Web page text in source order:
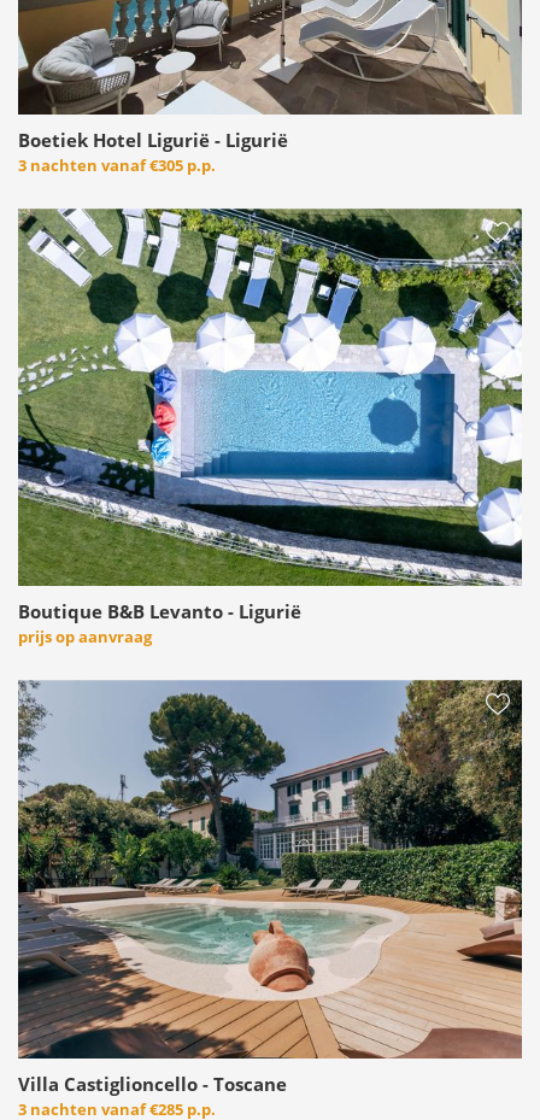
Boetiek Hotel Ligurië - Ligurië
3 nachten vanaf€305 p.p.
Boutique B&B Levanto - Ligurië
prijs op aanvraag
Villa Castiglioncello - Toscane
3 nachten vanaf€285 p.p.